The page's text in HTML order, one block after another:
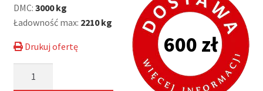
600 zł
DMC: 3000 kg
Ładowność max: 2210 kg
Drukuj ofertę